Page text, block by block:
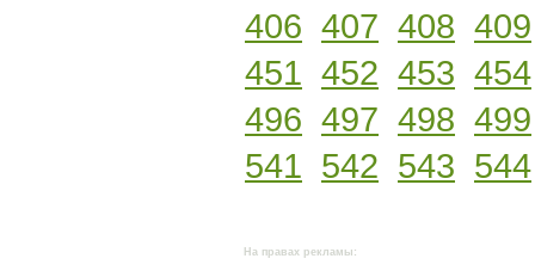
406 407 408 409
451 452 453 454
496 497 498 499
541 542 543 544
На правах рекламы: